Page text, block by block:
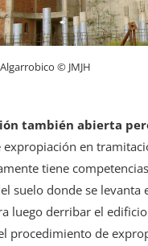
© JMJH
también abierta
expropiación en
tiene
suelo donde se
luego derribar el
procedimiento de